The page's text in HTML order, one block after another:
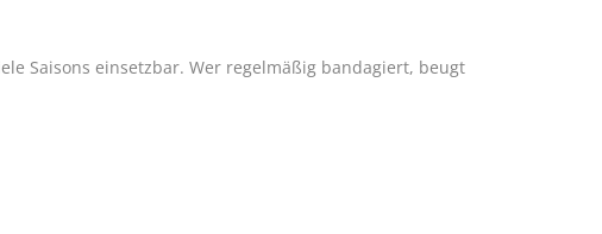
Saisons einsetzbar. Wer regelmäßig bandagiert, beugt